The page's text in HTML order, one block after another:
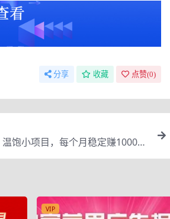
分享 收藏 点赞(0)
饱小项目，每个月稳定赚10000+
VIP